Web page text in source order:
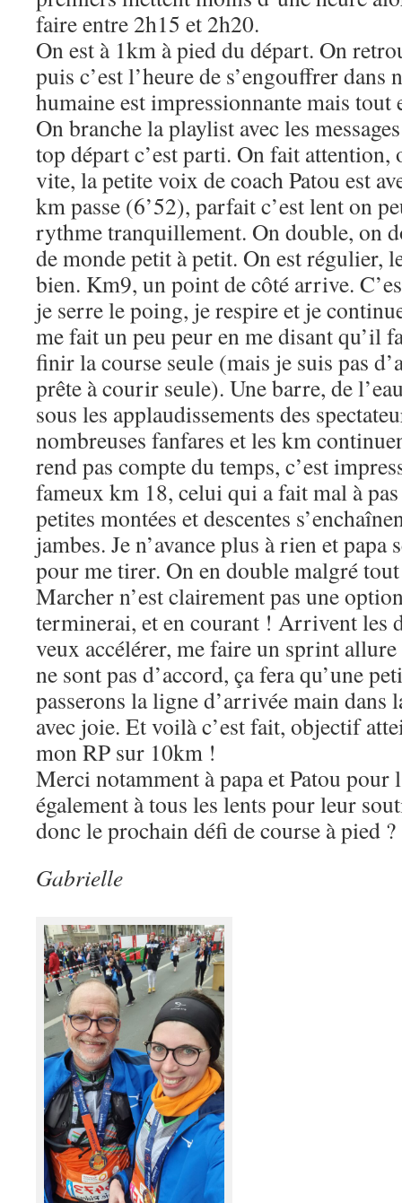
faire entre 2h15 et 2h20.
On est à 1km à pied du départ. On
puis c’est l’heure de s’engouffrer dans
humaine est impressionnante mais tout
On branche la playlist avec les
top départ c’est parti. On fait attention,
vite, la petite voix de coach Patou est
km passe (6’52), parfait c’est lent on
rythme tranquillement. On double, on
de monde petit à petit. On est régulier,
bien. Km9, un point de côté arrive.
je serre le poing, je respire et je
me fait un peu peur en me disant qu’il
finir la course seule (mais je suis pas
prête à courir seule). Une barre, de
sous les applaudissements des
nombreuses fanfares et les km
rend pas compte du temps, c’est
fameux km 18, celui qui a fait mal à
petites montées et descentes
jambes. Je n’avance plus à rien et papa
pour me tirer. On en double malgré
Marcher n’est clairement pas une
terminerai, et en courant ! Arrivent les
veux accélérer, me faire un sprint
ne sont pas d’accord, ça fera qu’une
passerons la ligne d’arrivée main dans
avec joie. Et voilà c’est fait, objectif
mon RP sur 10km !
Merci notamment à papa et Patou pour
également à tous les lents pour leur
donc le prochain défi de course à pied ?
Gabrielle